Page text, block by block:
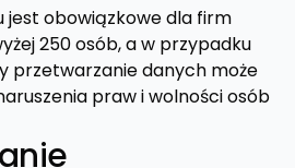
jest obowiązkowe dla firm
250 osób, a w przypadku
przetwarzanie danych może
praw i wolności osób